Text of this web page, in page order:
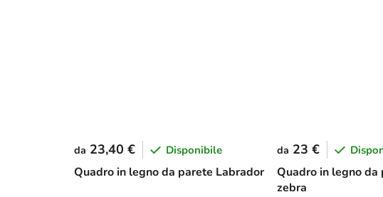
Quadro in legno da parete Labrador
da 23,40 € Disponibile
Quadro in legno da
zebra
da 23 €